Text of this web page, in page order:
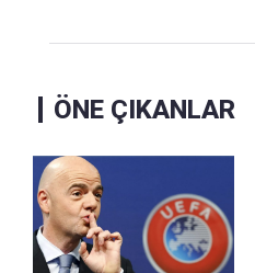
ÖNE ÇIKANLAR